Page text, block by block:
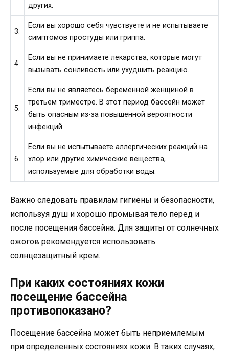
других.
3.
Если вы хорошо себя чувствуете и не испытываете
симптомов простуды или гриппа.
4.
Если вы не принимаете лекарства, которые могут
вызывать сонливость или ухудшить реакцию.
5.
Если вы не являетесь беременной женщиной в
третьем триместре. В этот период бассейн может
быть опасным из-за повышенной вероятности
инфекций.
6.
Если вы не испытываете аллергических реакций на
хлор или другие химические вещества,
используемые для обработки воды.
Важно следовать правилам гигиены и безопасности,
используя душ и хорошо промывая тело перед и
после посещения бассейна. Для защиты от солнечных
ожогов рекомендуется использовать
солнцезащитный крем.
При каких состояниях кожи
посещение бассейна
противопоказано?
Посещение бассейна может быть неприемлемым
при определенных состояниях кожи. В таких случаях,